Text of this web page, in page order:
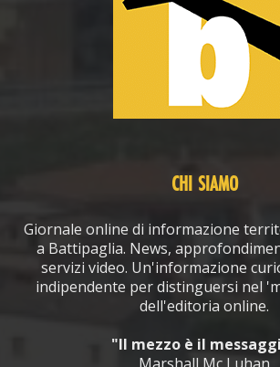
CHI SIAMO
Giornale online di informazione
a Battipaglia. News,
servizi video. Un'informazione
indipendente per distinguersi nel
dell'editoria online.
"Il mezzo è il